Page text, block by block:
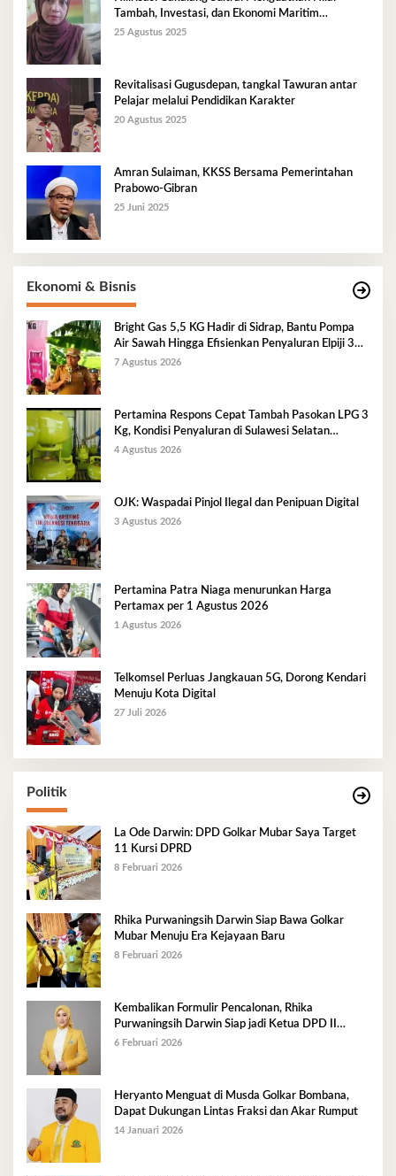
Tambah, Investasi, dan Ekonomi Maritim
Berkelanjutan
25 Agustus 2025
Revitalisasi Gugusdepan, tangkal Tawuran antar
Pelajar melalui Pendidikan Karakter
20 Agustus 2025
Amran Sulaiman, KKSS Bersama Pemerintahan
Prabowo-Gibran
25 Juni 2025
Ekonomi & Bisnis
Bright Gas 5,5 KG Hadir di Sidrap, Bantu Pompa
Air Sawah Hingga Efisienkan Penyaluran Elpiji 3
Kg
7 Agustus 2026
Pertamina Respons Cepat Tambah Pasokan LPG 3
Kg, Kondisi Penyaluran di Sulawesi Selatan
Berlangsung Kondusif
4 Agustus 2026
OJK: Waspadai Pinjol Ilegal dan Penipuan Digital
3 Agustus 2026
Pertamina Patra Niaga menurunkan Harga
Pertamax per 1 Agustus 2026
1 Agustus 2026
Telkomsel Perluas Jangkauan 5G, Dorong Kendari
Menuju Kota Digital
27 Juli 2026
Politik
La Ode Darwin: DPD Golkar Mubar Saya Target
11 Kursi DPRD
8 Februari 2026
Rhika Purwaningsih Darwin Siap Bawa Golkar
Mubar Menuju Era Kejayaan Baru
8 Februari 2026
Kembalikan Formulir Pencalonan, Rhika
Purwaningsih Darwin Siap jadi Ketua DPD II
Golkar Mubar
6 Februari 2026
Heryanto Menguat di Musda Golkar Bombana,
Dapat Dukungan Lintas Fraksi dan Akar Rumput
14 Januari 2026